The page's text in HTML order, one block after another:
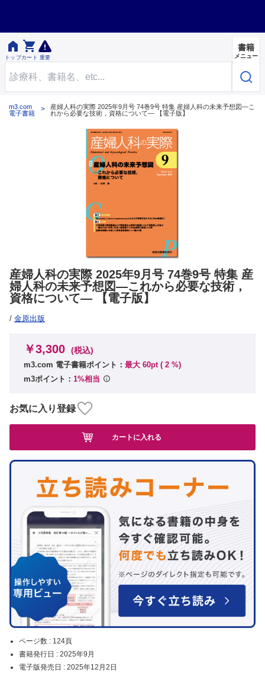

トップ

カート 重要
書籍
メニュー
m3.com
電子書籍
産婦人科の実際 2025年9月号 74巻9号 特集 産婦人科の未来予想図―こ
れから必要な技術，資格について― 【電子版】
産婦人科の実際 2025年9月号 74巻9号 特集 産
婦人科の未来予想図―これから必要な技術，
資格について― 【電子版】
/ 金原出版
ページ数 : 124頁
書籍発行日 : 2025年9月
電子版発売日 : 2025年12月2日
￥3,300 (税込)
m3.com 電子書籍ポイント： 最大 60pt ( 2 %)
m3ポイント： 1%相当
お気に入り登録
カートに入れる